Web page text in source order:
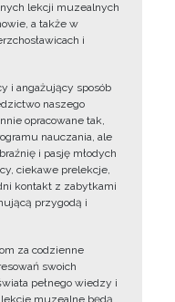
lekcji muzealnych
a także w
i
i angażujący sposób
naszego
opracowane tak,
nauczania, ale
i pasję młodych
ciekawe prelekcje,
kontakt z zabytkami
przygodą i
za codzienne
swoich
pełnego wiedzy i
muzealne będą